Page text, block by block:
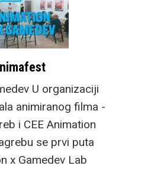
U organizaciji
animiranog filma -
i CEE Animation
se prvi puta
x Gamedev Lab